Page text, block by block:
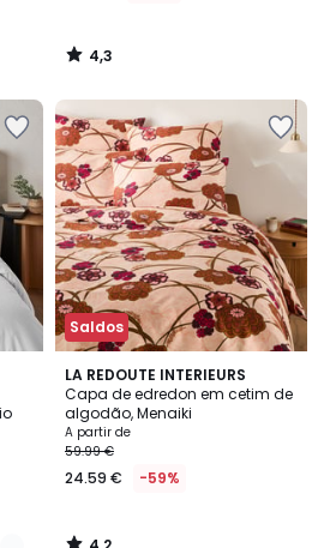
4,3
/
Saldos
LA REDOUTE INTERIEURS
Capa de edredon em cetim de
algodão, Menaiki
A partir de
59.99 €
24.59 € -59%
4,2
/ 5